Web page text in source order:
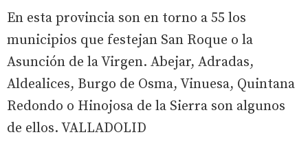
En esta provincia son en torno a 55 los
municipios que festejan San Roque o la
Asunción de la Virgen. Abejar, Adradas,
Aldealices, Burgo de Osma, Vinuesa, Quintana
Redondo o Hinojosa de la Sierra son algunos
de ellos. VALLADOLID